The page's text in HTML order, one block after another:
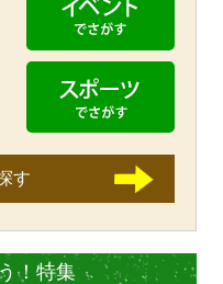
す
！特集